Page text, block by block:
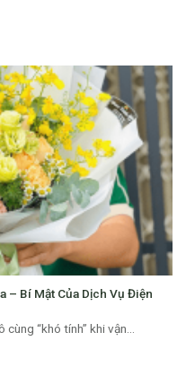
– Bí Mật Của Dịch Vụ Điện
“khó tính” khi vận...